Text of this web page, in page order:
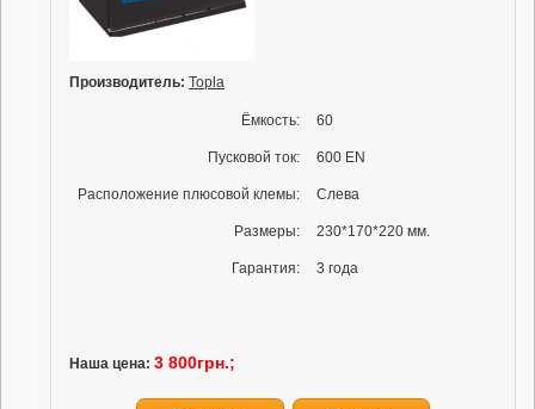
Производитель: Topla
Ёмкость: 60
Пусковой ток: 600 EN
Расположение плюсовой клемы: Слева
Размеры: 230*170*220 мм.
Гарантия: 3 года
Наша цена: 3 800грн.;